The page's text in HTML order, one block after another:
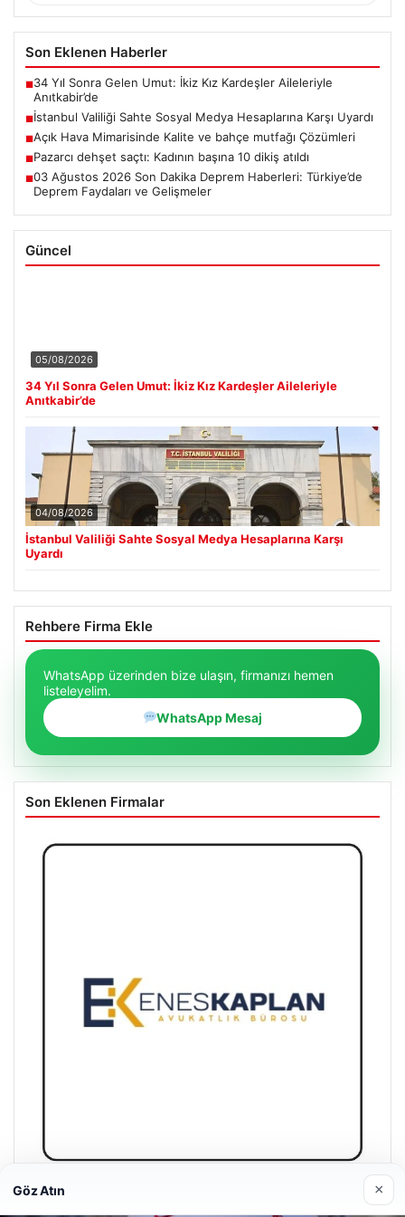
Son Eklenen Haberler
■34 Yıl Sonra Gelen Umut: İkiz Kız Kardeşler Aileleriyle
Anıtkabir’de
■İstanbul Valiliği Sahte Sosyal Medya Hesaplarına Karşı Uyardı
■Açık Hava Mimarisinde Kalite ve bahçe mutfağı Çözümleri
■Pazarcı dehşet saçtı: Kadının başına 10 dikiş atıldı
■03 Ağustos 2026 Son Dakika Deprem Haberleri: Türkiye’de
Deprem Faydaları ve Gelişmeler
Güncel
05/08/2026
34 Yıl Sonra Gelen Umut: İkiz Kız Kardeşler Aileleriyle
Anıtkabir’de
04/08/2026
İstanbul Valiliği Sahte Sosyal Medya Hesaplarına Karşı
Uyardı
Rehbere Firma Ekle
WhatsApp üzerinden bize ulaşın, firmanızı hemen
listeleyelim.
WhatsApp Mesaj
Son Eklenen Firmalar
Enes Kaplan Avukatlık Bürosu
Göz Atın ×